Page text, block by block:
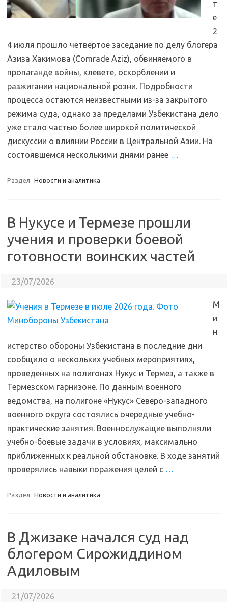
т
е
2
4 июля прошло четвертое заседание по делу блогера
Азиза Хакимова (Comrade Aziz), обвиняемого в
пропаганде войны, клевете, оскорблении и
разжигании национальной розни. Подробности
процесса остаются неизвестными из-за закрытого
режима суда, однако за пределами Узбекистана дело
уже стало частью более широкой политической
дискуссии о влиянии России в Центральной Азии. На
состоявшемся несколькими днями ранее …
Раздел: Новости и аналитика
В Нукусе и Термезе прошли
учения и проверки боевой
готовности воинских частей
23/07/2026
М
и
н
истерство обороны Узбекистана в последние дни
сообщило о нескольких учебных мероприятиях,
проведенных на полигонах Нукус и Термез, а также в
Термезском гарнизоне. По данным военного
ведомства, на полигоне «Нукус» Северо-западного
военного округа состоялись очередные учебно-
практические занятия. Военнослужащие выполняли
учебно-боевые задачи в условиях, максимально
приближенных к реальной обстановке. В ходе занятий
проверялись навыки поражения целей с …
Раздел: Новости и аналитика
В Джизаке начался суд над
блогером Сирожиддином
Адиловым
21/07/2026